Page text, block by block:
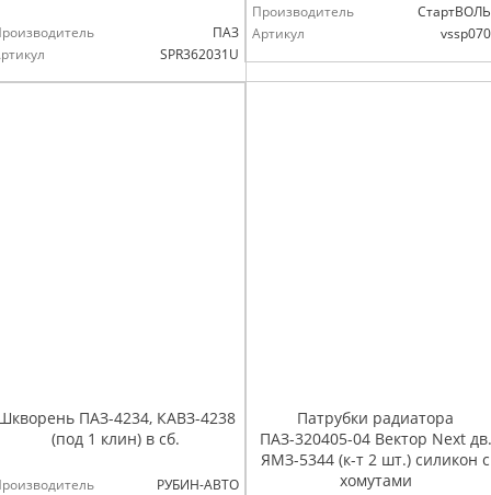
ПАЗ
SPR362031U
Производитель
Артикул
ПАЗ-4234, КАВЗ-4238
(под 1 клин) в сб.
РУБИН-АВТО
Патрубки радиатора
ПАЗ-320405-04 Вектор Next дв.
ЯМЗ-5344 (к-т 2 шт.) силикон с
хомутами